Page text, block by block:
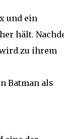
und ein
hält.
zu ihrem
Batman als